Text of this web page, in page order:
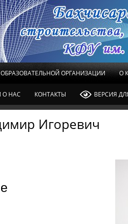
ОРГАНИЗАЦИИ О
О НАС КОНТАКТЫ ВЕРСИЯ
Игоревич